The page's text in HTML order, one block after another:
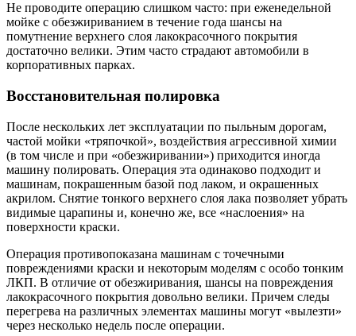
Не проводите операцию слишком часто: при еженедельной
мойке с обезжириванием в течение года шансы на
помутнение верхнего слоя лакокрасочного покрытия
достаточно велики. Этим часто страдают автомобили в
корпоративных парках.
Восстановительная полировка
После нескольких лет эксплуатации по пыльным дорогам,
частой мойки «тряпочкой», воздействия агрессивной химии
(в том числе и при «обезжиривании») приходится иногда
машину полировать. Операция эта одинаково подходит и
машинам, покрашенным базой под лаком, и окрашенных
акрилом. Снятие тонкого верхнего слоя лака позволяет убрать
видимые царапины и, конечно же, все «наслоения» на
поверхности краски.
Операция противопоказана машинам с точечными
повреждениями краски и некоторым моделям с особо тонким
ЛКП. В отличие от обезжиривания, шансы на повреждения
лакокрасочного покрытия довольно велики. Причем следы
перегрева на различных элементах машины могут «вылезти»
через несколько недель после операции.